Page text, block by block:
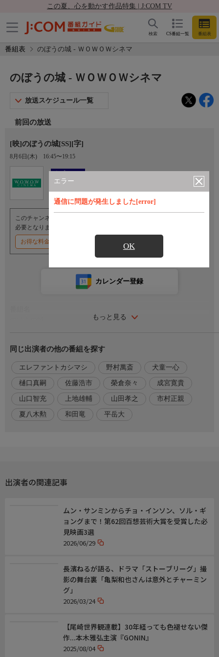
この夏、心を動かす作品特集 | J:COM TV
CS番組一覧 番組表
検索
番組表 のぼうの城 - ＷＯＷＯＷシネマ
エラー
通信に問題が発生しました[error]
OK
のぼうの城 - ＷＯＷＯＷシネマ
放送スケジュール一覧
前回の放送
[映]のぼうの城[SS][字]
8月6日(木) 16:45〜19:15
オプション
Ch.193
ＷＯＷＯＷシネマ
このチャンネルのご視聴には、オプションチャンネル(有料)のご契約が
必要となります。
お得な料金割引キャンペーン実施中
もっと見る
カレンダー登録
１６世紀末。天下統一に近づいた豊臣秀吉は最後の敵、北条勢へ
の総攻撃を開始。標的の一つとなった忍城では、留守にした城主
の代わりをいとこの成田長親が務めるが、長親は“でくのぼう”を
意味する“のぼう様”と呼ばれるのんびりとした人物だった。秀吉
の命を受けた石田三成が総勢２万の大軍を率いて忍城に開城を迫
ると、やる気を出した長親の下、忍城は５００人の武士で迎撃し
て善戦。三成は城全体を水攻めする作戦に乗り出す。
【出演】野村萬斎、佐藤浩市、榮倉奈々、成宮寛貴、山口智充、
【「おーい、応為」放送記念！珠玉の時代劇特集】偉人たちを描
いた珠玉の時代劇５本を厳選!
8/7(金) 16:30 シネマ おーい、応為
【次回放送】9/11(金) 17:30 プライム
同じ出演者の他の番組を探す
エレファントカシマシ 野村萬斎 犬童一心
樋口真嗣 佐藤浩市 榮倉奈々 成宮寛貴
山口智充 上地雄輔 山田孝之 市村正親
夏八木勲 和田竜 平岳大
出演者の関連記事
ムン・サンミンからチョ・インソン、ソル・ギ
ョングまで！第62回百想芸術大賞を受賞した必
見映画3選
2026/06/29
長濱ねるが語る、ドラマ「ストーブリーグ」撮
影の舞台裏「亀梨和也さんは意外とチャーミン
グ」
2026/03/24
【尾崎世界観連載】30年経っても色褪せない傑
作...本木雅弘主演『GONIN』
2025/08/04